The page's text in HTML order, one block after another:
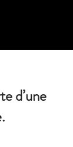
d’une